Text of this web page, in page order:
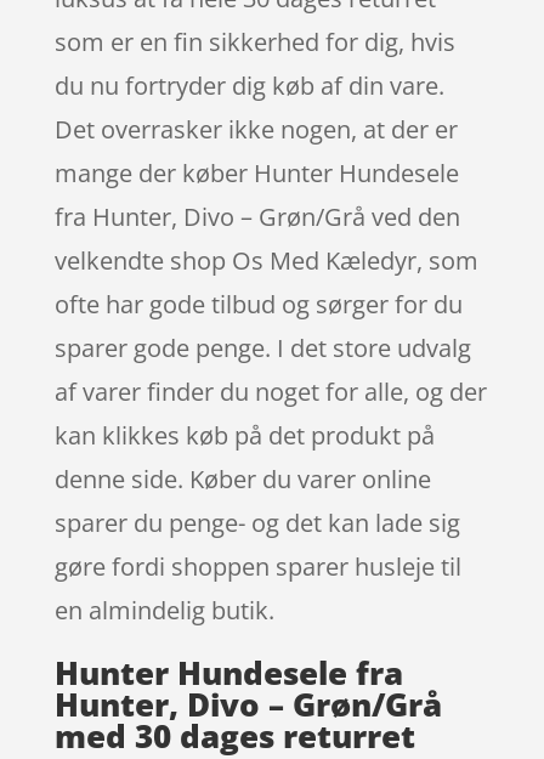
som er en fin sikkerhed for dig, hvis
du nu fortryder dig køb af din vare.
Det overrasker ikke nogen, at der er
mange der køber Hunter Hundesele
fra Hunter, Divo – Grøn/Grå ved den
velkendte shop Os Med Kæledyr, som
ofte har gode tilbud og sørger for du
sparer gode penge. I det store udvalg
af varer finder du noget for alle, og der
kan klikkes køb på det produkt på
denne side. Køber du varer online
sparer du penge- og det kan lade sig
gøre fordi shoppen sparer husleje til
en almindelig butik.
Hunter Hundesele fra
Hunter, Divo – Grøn/Grå
med 30 dages returret